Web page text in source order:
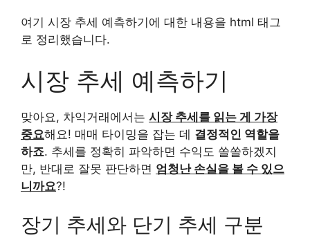
여기 시장 추세 예측하기에 대한 내용을 html 태그
로 정리했습니다.
시장 추세 예측하기
맞아요, 차익거래에서는 시장 추세를 읽는 게 가장
중요해요! 매매 타이밍을 잡는 데 결정적인 역할을
하죠. 추세를 정확히 파악하면 수익도 쏠쏠하겠지
만, 반대로 잘못 판단하면 엄청난 손실을 볼 수 있으
니까요?!
장기 추세와 단기 추세 구분